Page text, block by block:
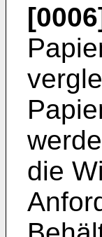
die